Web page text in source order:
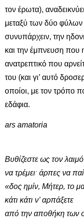
τον έρωτα),
μεταξύ των δύο φύλων
συνυπάρχειν, την
και την έμπνευση που
ανατρεπτικό που
του (και γι’ αυτό
οποίοι, με τον τρόπο
εδάφια.
ars amatoria
Βυθίζεστε ως τον
να τρέμειˑ άρπες να
«δος ημίν, Μήτερ, το
κάτι κάτι ν’ αρπάξετε
από την αποθήκη των